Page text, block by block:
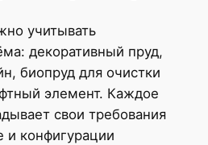
учитывать
декоративный пруд,
биопруд для очистки
элемент. Каждое
свои требования
и конфигурации